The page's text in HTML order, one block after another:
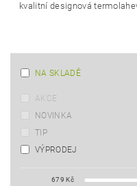
kvalitní designová
NA SKLADĚ
AKCE
NOVINKA
TIP
VÝPRODEJ
679 Kč